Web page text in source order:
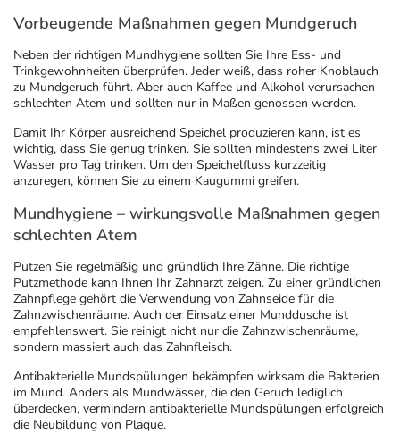
Vorbeugende Maßnahmen gegen Mundgeruch
Neben der richtigen Mundhygiene sollten Sie Ihre Ess- und
Trinkgewohnheiten überprüfen. Jeder weiß, dass roher Knoblauch
zu Mundgeruch führt. Aber auch Kaffee und Alkohol verursachen
schlechten Atem und sollten nur in Maßen genossen werden.
Damit Ihr Körper ausreichend Speichel produzieren kann, ist es
wichtig, dass Sie genug trinken. Sie sollten mindestens zwei Liter
Wasser pro Tag trinken. Um den Speichelfluss kurzzeitig
anzuregen, können Sie zu einem Kaugummi greifen.
Mundhygiene – wirkungsvolle Maßnahmen gegen
schlechten Atem
Putzen Sie regelmäßig und gründlich Ihre Zähne. Die richtige
Putzmethode kann Ihnen Ihr Zahnarzt zeigen. Zu einer gründlichen
Zahnpflege gehört die Verwendung von Zahnseide für die
Zahnzwischenräume. Auch der Einsatz einer Munddusche ist
empfehlenswert. Sie reinigt nicht nur die Zahnzwischenräume,
sondern massiert auch das Zahnfleisch.
Antibakterielle Mundspülungen bekämpfen wirksam die Bakterien
im Mund. Anders als Mundwässer, die den Geruch lediglich
überdecken, vermindern antibakterielle Mundspülungen erfolgreich
die Neubildung von Plaque.